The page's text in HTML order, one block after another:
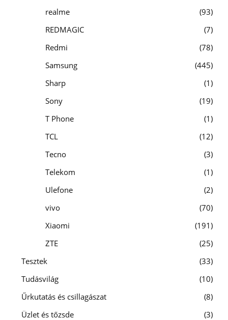
realme
93
REDMAGIC
7
Redmi
78
Samsung
445
Sharp
1
Sony
19
T Phone
1
TCL
12
Tecno
3
Telekom
1
Ulefone
2
vivo
70
Xiaomi
191
ZTE
25
Tesztek
33
Tudásvilág
10
Űrkutatás és csillagászat
8
Üzlet és tőzsde
3